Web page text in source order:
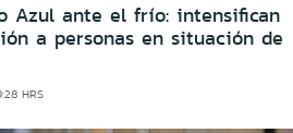
Azul ante el frío: intensifican
a personas en situación de
HRS